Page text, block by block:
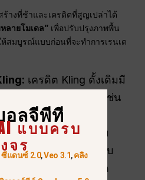
ร้างที่ช้าและเครดิตที่สูญเปล่าได้
ลายโมเดล” เพื่อปรับปรุงภาพพื้น
สมบูรณ์แบบก่อนที่จะทำการเรนเด
เครดิต Kling ดั้งเดิมมี
ก็ยาวมาก แทนที่จะทำเช่น
พที่เร็วกว่า เช่น
ในแพลตฟอร์มแบบรวม
พหลากหลาย 10–20 แบบ
องคุณ จากนั้นอัปโหลด
อลจีพีที
แบบครบ
จร
ซีแดนซ์ 2.0,Veo 3.1,คลิง